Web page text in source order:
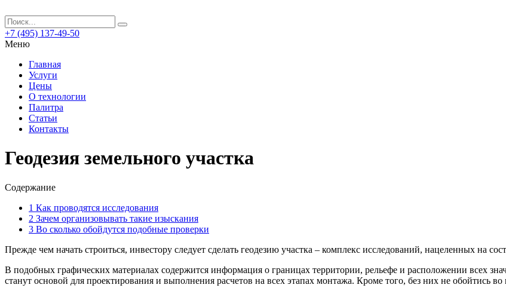
+7 (495) 137-49-50
Меню
Главная
Услуги
Цены
О технологии
Палитра
Статьи
Контакты
Геодезия земельного участка
Содержание
1 Как проводятся исследования
2 Зачем организовывать такие изыскания
3 Во сколько обойдутся подобные проверки
Прежде чем начать строиться, инвестору следует сделать геодезию участка – комплекс исследований, нацеленных на
В подобных графических материалах содержится информация о границах территории, рельефе и расположении всех
станут основой для проектирования и выполнения расчетов на всех этапах монтажа. Кроме того, без них не обойтись